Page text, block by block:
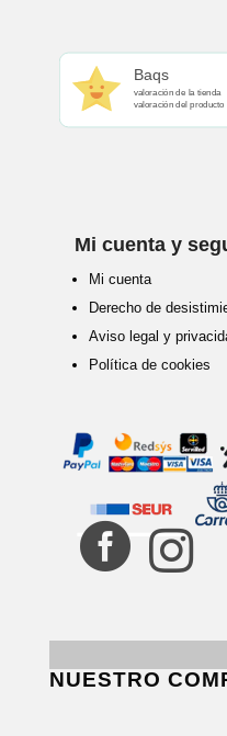
Baqs
valoración de la tienda
valoración del producto
Mi cuenta y
Mi cuenta
Derecho de
Aviso legal y
Política de cookies
 
NUESTRO